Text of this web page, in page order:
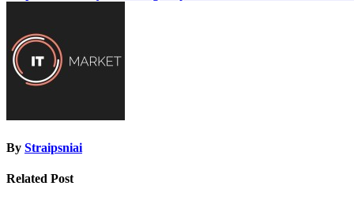
tarp
By Straipsniai
Related Post